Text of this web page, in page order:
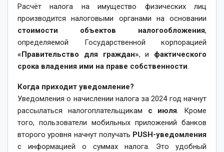
Расчёт налога на имущество физических лиц
производится налоговыми органами на основании
стоимости объектов налогообложения,
определяемой Государственной корпорацией
«Правительство для граждан», и фактического
срока владения ими на праве собственности.
Когда приходит уведомление?
Уведомления о начислении налога за 2024 год начнут
рассылаться налогоплательщикам с июля. Кроме
того, пользователи мобильных приложений банков
второго уровня начнут получать PUSH-уведомления
с информацией о суммах налога. Это удобный